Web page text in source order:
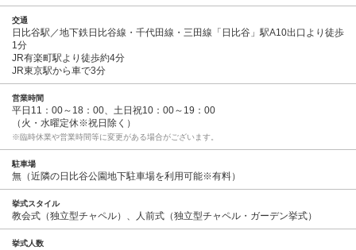
交通
日比谷駅／地下鉄日比谷線・千代田線・三田線「日比谷」駅A10出口より徒歩
1分
JR有楽町駅より徒歩約4分
JR東京駅から車で3分
営業時間
平日11：00～18：00、土日祝10：00～19：00
（火・水曜定休※祝日除く）
※臨時休業や営業時間等に変更がある場合がございます。
駐車場
無（近隣の日比谷公園地下駐車場を利用可能※有料）
挙式スタイル
教会式（独立型チャペル）、人前式（独立型チャペル・ガーデン挙式）
挙式人数